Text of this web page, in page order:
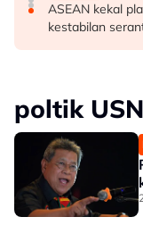
Malaysia,
daya tahan
Ketua Liga Arab
ubah realiti di
ASEAN kekal
kestabilan
poltik